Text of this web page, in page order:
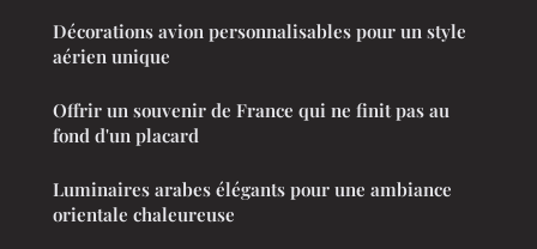
Décorations avion personnalisables pour un style
aérien unique
Offrir un souvenir de France qui ne finit pas au
fond d'un placard
Luminaires arabes élégants pour une ambiance
orientale chaleureuse